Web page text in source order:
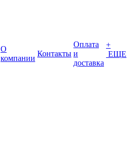
О
компании
Контакты
Оплата
и
доставка
+
ЕЩЕ